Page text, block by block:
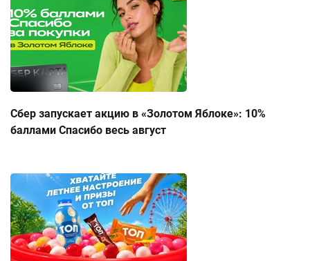
Сбер запускает акцию в «Золотом Яблоке»: 10%
баллами Спасибо весь август